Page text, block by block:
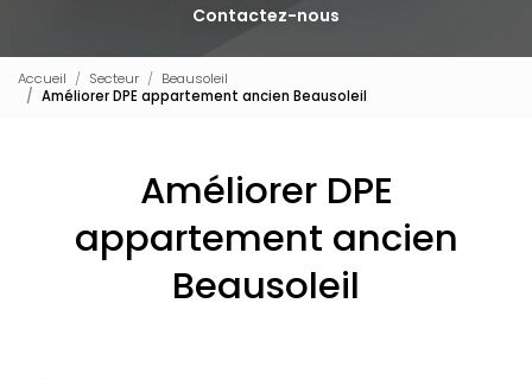
Contactez-nous
Accueil Secteur
Beausoleil
Améliorer DPE appartement ancien Beausoleil
Améliorer DPE
appartement ancien
Beausoleil